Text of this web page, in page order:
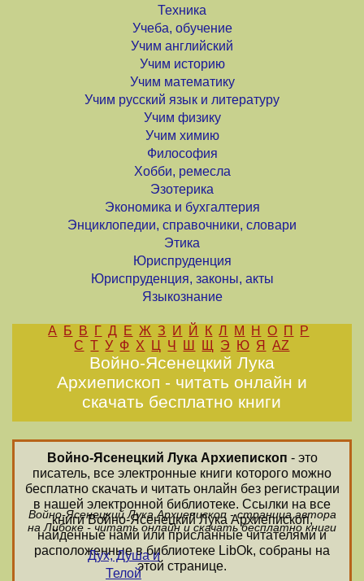
Техника
Учеба, обучение
Учим английский
Учим историю
Учим математику
Учим русский язык и литературу
Учим физику
Учим химию
Философия
Хобби, ремесла
Эзотерика
Экономика и бухгалтерия
Энциклопедии, справочники, словари
Этика
Юриспруденция
Юриспруденция, законы, акты
Языкознание
А Б В Г Д Е Ж З И Й К Л М Н О П
Р
С Т У Ф Х Ц Ч Ш Щ Э Ю Я AZ
Войно-Ясенецкий Лука
Архиепископ - читать онлайн и
скачать бесплатно книги
Войно-Ясенецкий Лука Архиепископ - это
писатель, все электронные книги которого можно
бесплатно скачать и читать онлайн без регистрации
в нашей электронной библиотеке. Ссылки на все
книги Войно-Ясенецкий Лука Архиепископ,
найденные нами или присланные читателями и
расположенные в библиотеке LibOk, собраны на
этой странице.
Войно-Ясенецкий Лука Архиепископ - страница автора
на Либоке - читать онлайн и скачать бесплатно книги
Дух, Душа и
Телой